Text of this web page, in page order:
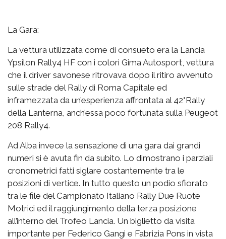
La Gara:
La vettura utilizzata come di consueto era la Lancia
Ypsilon Rally4 HF con i colori Gima Autosport, vettura
che il driver savonese ritrovava dopo il ritiro avvenuto
sulle strade del Rally di Roma Capitale ed
inframezzata da un’esperienza affrontata al 42°Rally
della Lanterna, anch’essa poco fortunata sulla Peugeot
208 Rally4.
Ad Alba invece la sensazione di una gara dai grandi
numeri si è avuta fin da subito. Lo dimostrano i parziali
cronometrici fatti siglare costantemente tra le
posizioni di vertice. In tutto questo un podio sfiorato
tra le file del Campionato Italiano Rally Due Ruote
Motrici ed il raggiungimento della terza posizione
all’interno del Trofeo Lancia. Un biglietto da visita
importante per Federico Gangi e Fabrizia Pons in vista